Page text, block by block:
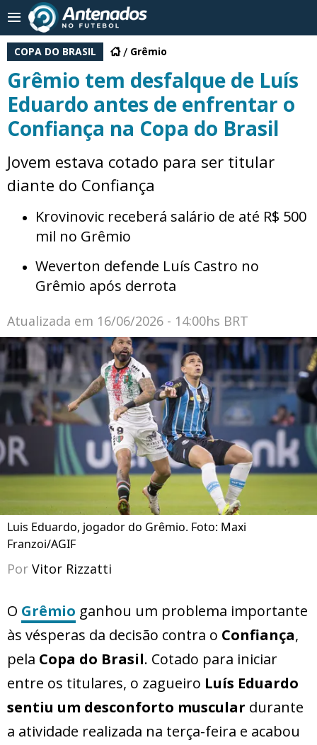
COPA DO BRASIL Grêmio
Grêmio tem desfalque de Luís
Eduardo antes de enfrentar o
Confiança na Copa do Brasil
Jovem estava cotado para ser titular
diante do Confiança
Krovinovic receberá salário de até R$ 500
mil no Grêmio
Weverton defende Luís Castro no
Grêmio após derrota
Atualizada em 16/06/2026 - 14:00hs BRT
Luis Eduardo, jogador do Grêmio. Foto: Maxi
Franzoi/AGIF
Por Vitor Rizzatti
O Grêmio ganhou um problema importante
às vésperas da decisão contra o Confiança,
pela Copa do Brasil. Cotado para iniciar
entre os titulares, o zagueiro Luís Eduardo
sentiu um desconforto muscular durante
a atividade realizada na terça-feira e acabou